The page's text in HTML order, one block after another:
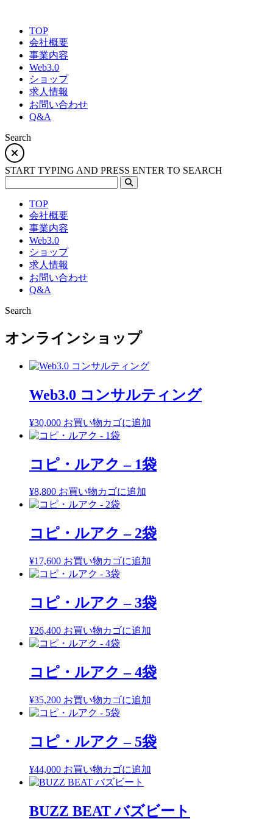
TOP
会社概要
事業内容
Web3.0
ショップ
求人情報
お問い合わせ
Q&A
Search
START TYPING AND PRESS ENTER TO SEARCH
TOP
会社概要
事業内容
Web3.0
ショップ
求人情報
お問い合わせ
Q&A
Search
オンラインショップ
Web3.0 コンサルティング
¥30,000 お買い物カゴに追加
コピ・ルアク – 1袋
¥8,800 お買い物カゴに追加
コピ・ルアク – 2袋
¥17,600 お買い物カゴに追加
コピ・ルアク – 3袋
¥26,400 お買い物カゴに追加
コピ・ルアク – 4袋
¥35,200 お買い物カゴに追加
コピ・ルアク – 5袋
¥44,000 お買い物カゴに追加
BUZZ BEAT バズビート